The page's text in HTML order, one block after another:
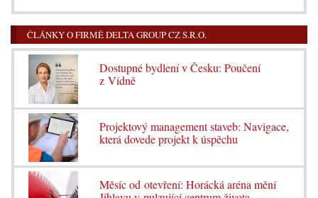
ČLÁNKY O FIRMĚ DELTA GROUP CZ S.R.O.
Dostupné bydlení v Česku: Poučení
z Vídně
Projektový management staveb: Navigace,
která dovede projekt k úspěchu
Měsíc od otevření: Horácká aréna mění